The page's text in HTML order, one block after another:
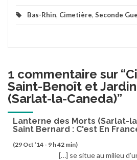
Bas-Rhin, Cimetière, Seconde
1 commentaire sur “
Saint-Benoît et
(Sarlat-la-Caneda)”
Lanterne des Morts (Sarlat-
Saint Bernard : C'est En
(29 Oct ’14 - 9 h 42 min)
[…] se situe au milieu